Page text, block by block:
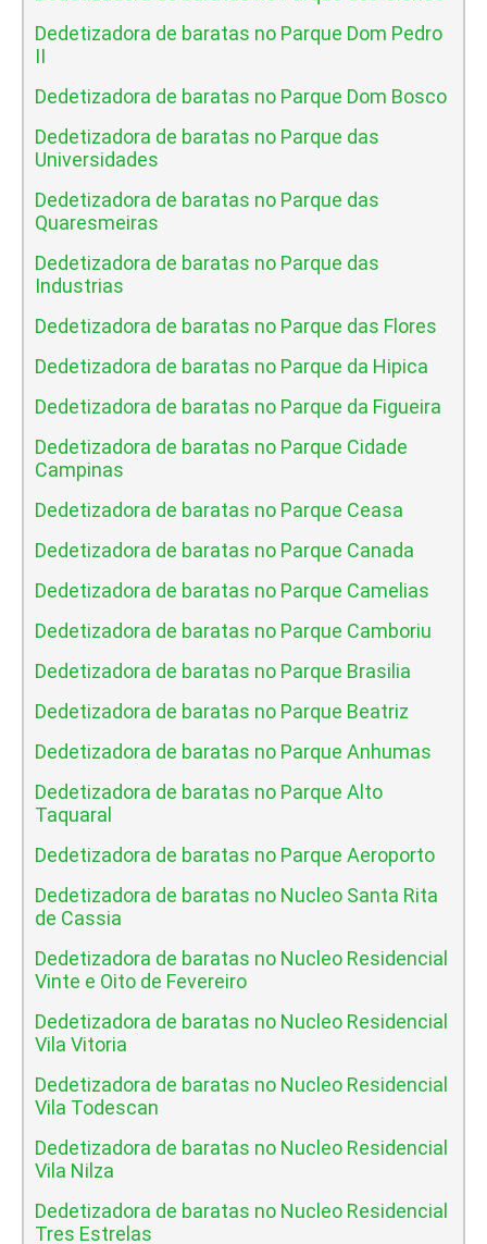
Dedetizadora de baratas no Parque Dom Pedro
II
Dedetizadora de baratas no Parque Dom Bosco
Dedetizadora de baratas no Parque das
Universidades
Dedetizadora de baratas no Parque das
Quaresmeiras
Dedetizadora de baratas no Parque das
Industrias
Dedetizadora de baratas no Parque das Flores
Dedetizadora de baratas no Parque da Hipica
Dedetizadora de baratas no Parque da Figueira
Dedetizadora de baratas no Parque Cidade
Campinas
Dedetizadora de baratas no Parque Ceasa
Dedetizadora de baratas no Parque Canada
Dedetizadora de baratas no Parque Camelias
Dedetizadora de baratas no Parque Camboriu
Dedetizadora de baratas no Parque Brasilia
Dedetizadora de baratas no Parque Beatriz
Dedetizadora de baratas no Parque Anhumas
Dedetizadora de baratas no Parque Alto
Taquaral
Dedetizadora de baratas no Parque Aeroporto
Dedetizadora de baratas no Nucleo Santa Rita
de Cassia
Dedetizadora de baratas no Nucleo Residencial
Vinte e Oito de Fevereiro
Dedetizadora de baratas no Nucleo Residencial
Vila Vitoria
Dedetizadora de baratas no Nucleo Residencial
Vila Todescan
Dedetizadora de baratas no Nucleo Residencial
Vila Nilza
Dedetizadora de baratas no Nucleo Residencial
Tres Estrelas